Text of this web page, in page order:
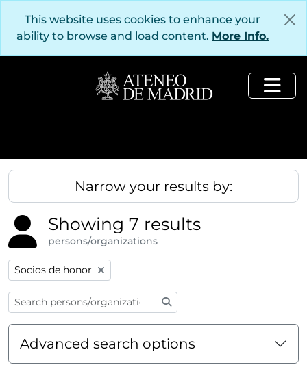
This website uses cookies to enhance your
ability to browse and load content. More Info.
Narrow your results by:
Showing 7 results
persons/organizations
Remove filter:
Socios de honor
Advanced search options